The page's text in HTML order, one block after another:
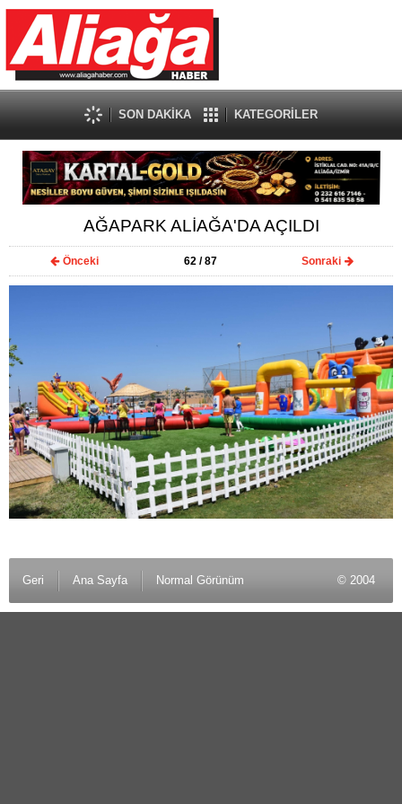
SON DAKİKA KATEGORİLER
AĞAPARK ALİAĞA'DA AÇILDI
Önceki 62 / 87 Sonraki
Geri Ana Sayfa Normal Görünüm © 2004